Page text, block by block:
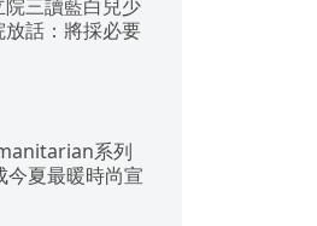
三讀藍白兒少
話：將採必要
系列
今夏最暖時尚宣